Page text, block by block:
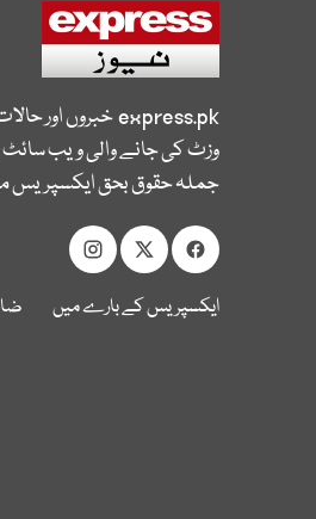
express.pkخبروں اور
وزٹ کی جانے والی ویب
جملہ حقوق بحق ایکسپریس
ایکسپریس کے بارے میں